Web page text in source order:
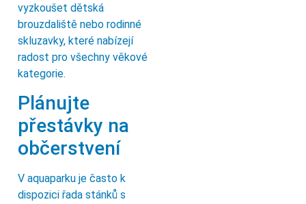
vyzkoušet dětská
brouzdaliště nebo rodinné
skluzavky, které nabízejí
radost pro všechny věkové
kategorie.
Plánujte
přestávky na
občerstvení
V aquaparku je často k
dispozici řada stánků s